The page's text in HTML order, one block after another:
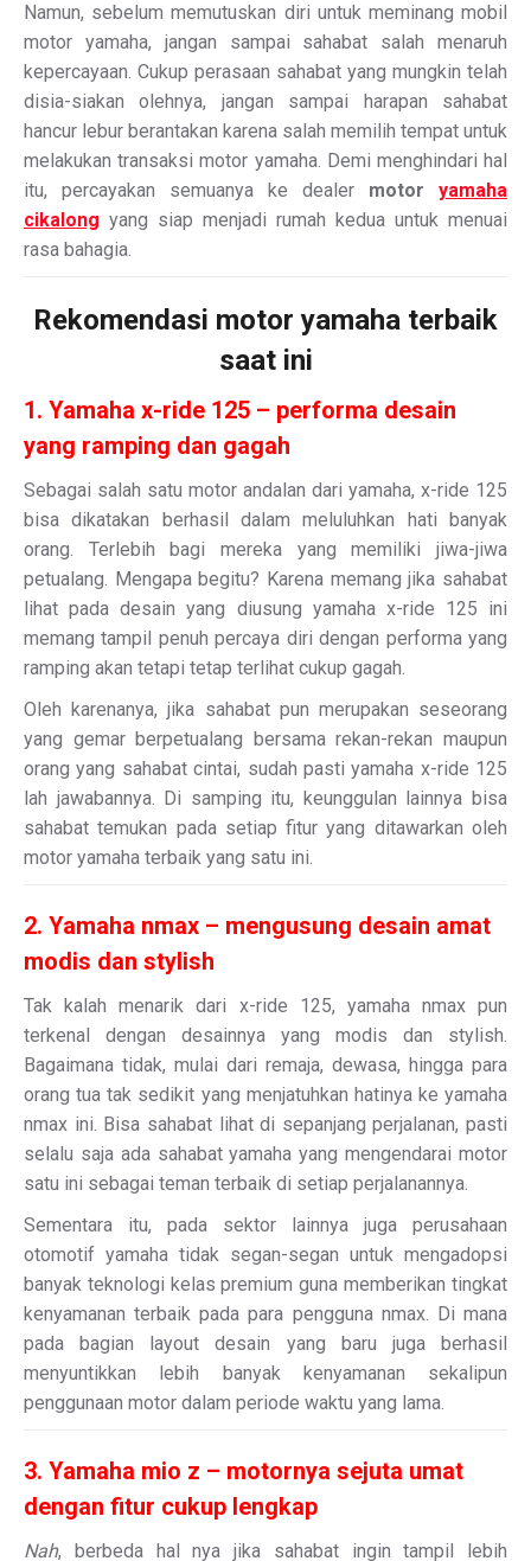
Namun, sebelum memutuskan diri untuk meminang mobil
motor yamaha, jangan sampai sahabat salah menaruh
kepercayaan. Cukup perasaan sahabat yang mungkin telah
disia-siakan olehnya, jangan sampai harapan sahabat
hancur lebur berantakan karena salah memilih tempat untuk
melakukan transaksi motor yamaha. Demi menghindari hal
itu, percayakan semuanya ke dealer motor yamaha
cikalong yang siap menjadi rumah kedua untuk menuai
rasa bahagia.
Rekomendasi motor yamaha terbaik
saat ini
1. Yamaha x-ride 125 – performa desain
yang ramping dan gagah
Sebagai salah satu motor andalan dari yamaha, x-ride 125
bisa dikatakan berhasil dalam meluluhkan hati banyak
orang. Terlebih bagi mereka yang memiliki jiwa-jiwa
petualang. Mengapa begitu? Karena memang jika sahabat
lihat pada desain yang diusung yamaha x-ride 125 ini
memang tampil penuh percaya diri dengan performa yang
ramping akan tetapi tetap terlihat cukup gagah.
Oleh karenanya, jika sahabat pun merupakan seseorang
yang gemar berpetualang bersama rekan-rekan maupun
orang yang sahabat cintai, sudah pasti yamaha x-ride 125
lah jawabannya. Di samping itu, keunggulan lainnya bisa
sahabat temukan pada setiap fitur yang ditawarkan oleh
motor yamaha terbaik yang satu ini.
2. Yamaha nmax – mengusung desain amat
modis dan stylish
Tak kalah menarik dari x-ride 125, yamaha nmax pun
terkenal dengan desainnya yang modis dan stylish.
Bagaimana tidak, mulai dari remaja, dewasa, hingga para
orang tua tak sedikit yang menjatuhkan hatinya ke yamaha
nmax ini. Bisa sahabat lihat di sepanjang perjalanan, pasti
selalu saja ada sahabat yamaha yang mengendarai motor
satu ini sebagai teman terbaik di setiap perjalanannya.
Sementara itu, pada sektor lainnya juga perusahaan
otomotif yamaha tidak segan-segan untuk mengadopsi
banyak teknologi kelas premium guna memberikan tingkat
kenyamanan terbaik pada para pengguna nmax. Di mana
pada bagian layout desain yang baru juga berhasil
menyuntikkan lebih banyak kenyamanan sekalipun
penggunaan motor dalam periode waktu yang lama.
3. Yamaha mio z – motornya sejuta umat
dengan fitur cukup lengkap
Nah, berbeda hal nya jika sahabat ingin tampil lebih